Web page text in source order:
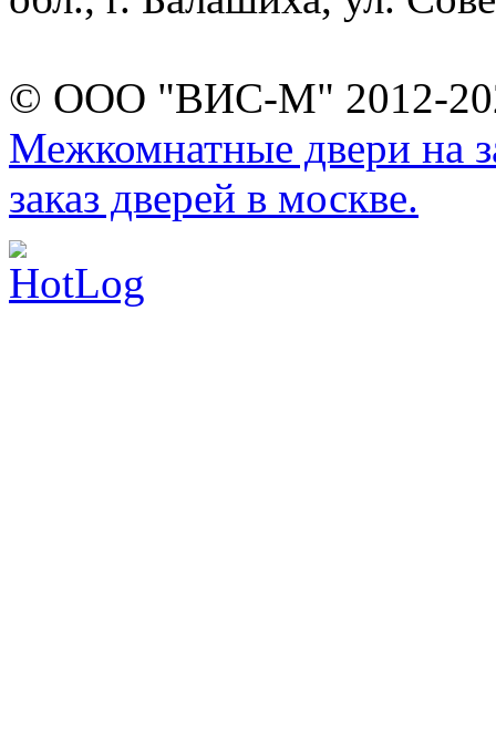
© ООО "ВИС-М" 2012-
Межкомнатные двери на
заказ дверей в москве.